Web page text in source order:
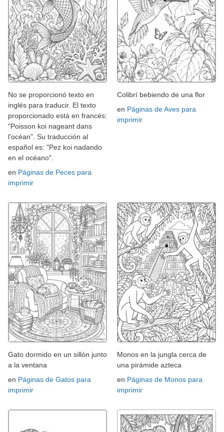
No se proporcionó texto en
inglés para traducir. El texto
proporcionado está en francés:
"Poisson koi nageant dans
l'océan". Su traducción al
español es: "Pez koi nadando
en el océano".
en Páginas de Peces para
imprimir
Colibrí bebiendo de una flor
en Páginas de Aves para
imprimir
Gato dormido en un sillón junto
a la ventana
en Páginas de Gatos para
imprimir
Monos en la jungla cerca de
una pirámide azteca
en Páginas de Monos para
imprimir